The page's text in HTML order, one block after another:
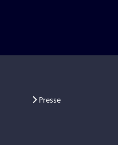
Presse